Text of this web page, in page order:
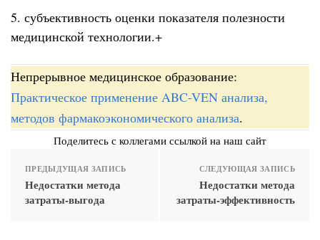
5. субъективность оценки показателя полезности
медицинской технологии.+
Непрерывное медицинское образование:
Практическое применение ABC-VEN анализа,
методов фармакоэкономического анализа.
Поделитесь с коллегами ссылкой на наш сайт
ПРЕДЫДУЩАЯ ЗАПИСЬ
Недостатки метода
затраты-выгода
СЛЕДУЮЩАЯ ЗАПИСЬ
Недостатки метода
затраты-эффективность